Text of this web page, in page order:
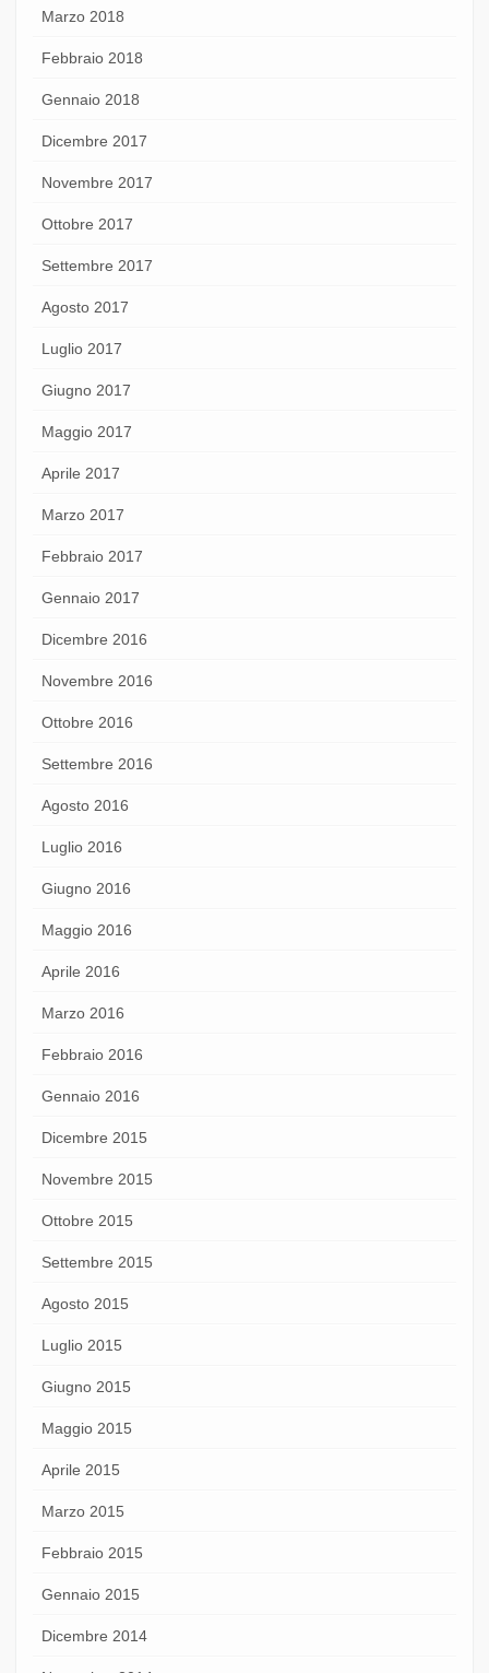
Marzo 2018
Febbraio 2018
Gennaio 2018
Dicembre 2017
Novembre 2017
Ottobre 2017
Settembre 2017
Agosto 2017
Luglio 2017
Giugno 2017
Maggio 2017
Aprile 2017
Marzo 2017
Febbraio 2017
Gennaio 2017
Dicembre 2016
Novembre 2016
Ottobre 2016
Settembre 2016
Agosto 2016
Luglio 2016
Giugno 2016
Maggio 2016
Aprile 2016
Marzo 2016
Febbraio 2016
Gennaio 2016
Dicembre 2015
Novembre 2015
Ottobre 2015
Settembre 2015
Agosto 2015
Luglio 2015
Giugno 2015
Maggio 2015
Aprile 2015
Marzo 2015
Febbraio 2015
Gennaio 2015
Dicembre 2014